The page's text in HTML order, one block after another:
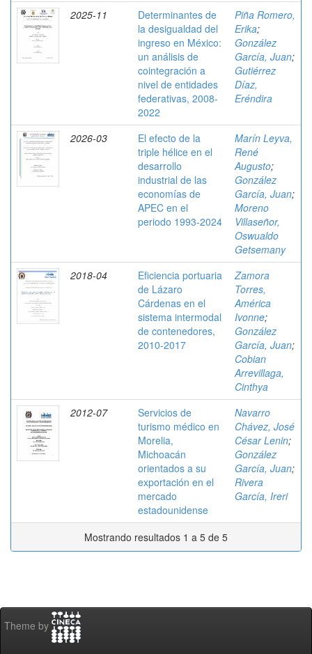
2025-11
Determinantes de
la desigualdad del
ingreso en México:
un análisis de
cointegración a
nivel de entidades
federativas, 2008-
2022
Piña Romero,
Erika;
González
García, Juan;
Gutiérrez
Díaz,
Eréndira
2026-03
El efecto de la
triple hélice en el
desarrollo
industrial de las
economías de
APEC en el
periodo 1993-2024
Marín Leyva,
René
Augusto;
González
García, Juan;
Moreno
Villaseñor,
Oswualdo
Getsemany
2018-04
Eficiencia portuaria
de Lázaro
Cárdenas en el
sistema intermodal
de contenedores,
2010-2017
Zamora
Torres,
América
Ivonne;
González
García, Juan;
Cobian
Arrevillaga,
Cinthya
2012-07
Servicios de
turismo médico en
Morelia,
Michoacán
orientados a su
exportación en el
mercado
estadounidense
Navarro
Chávez, José
César Lenin;
González
García, Juan;
Rivera
García, Ireri
Mostrando resultados 1 a 5 de 5
Theme by